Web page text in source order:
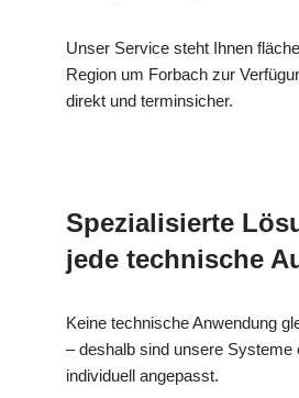
Unser Service steht Ihnen
Region um Forbach zur
direkt und terminsicher.
Spezialisierte
jede technische
Keine technische Anwendung
– deshalb sind unsere Systeme
individuell angepasst.